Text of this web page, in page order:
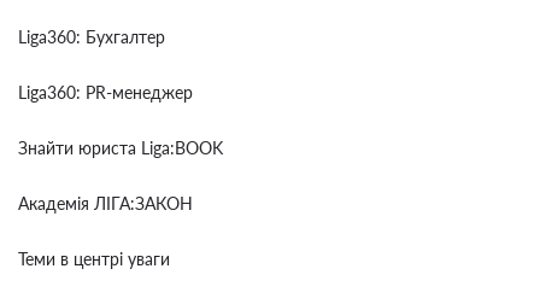
Liga360: Бухгалтер
Liga360: PR-менеджер
Знайти юриста Liga:BOOK
Академія ЛІГА:ЗАКОН
Теми в центрі уваги